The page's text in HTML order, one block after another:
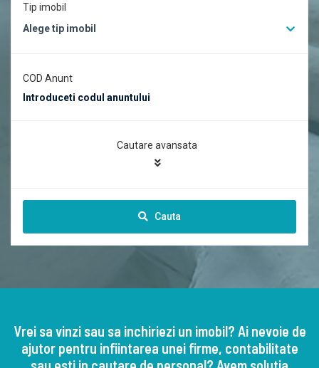
Tip imobil
Alege tip imobil
COD Anunt
Cautare avansata
Cauta
Vrei sa vinzi sau sa inchiriezi un imobil? Ai nevoie de
ajutor pentru infiintarea unei firme, contabilitate